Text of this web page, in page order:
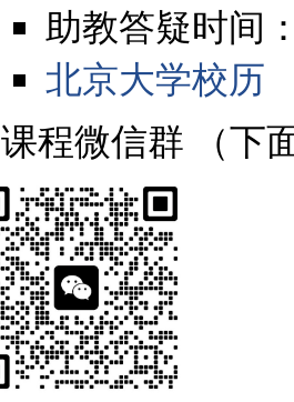
助教答疑时间
北京大学校历
课程微信群 （下